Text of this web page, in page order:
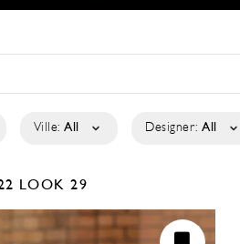
Ville: All Designer: All
LOOK 29